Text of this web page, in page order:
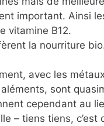
important. Ainsi
vitamine B12.
la nourriture
avec les
sont
cependant au
– tiens tiens, c’est